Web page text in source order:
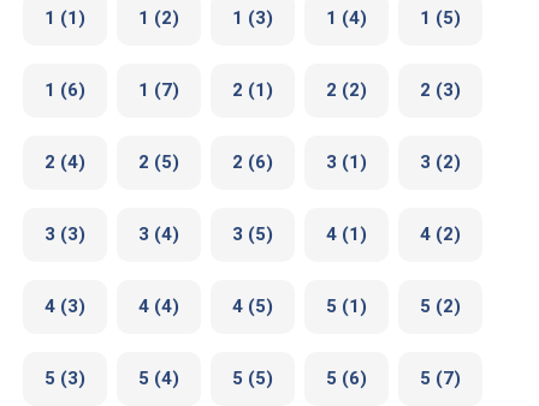
1 (1) 1 (2) 1 (3) 1 (4) 1 (5)
1 (6) 1 (7) 2 (1) 2 (2) 2 (3)
2 (4) 2 (5) 2 (6) 3 (1) 3 (2)
3 (3) 3 (4) 3 (5) 4 (1) 4 (2)
4 (3) 4 (4) 4 (5) 5 (1) 5 (2)
5 (3) 5 (4) 5 (5) 5 (6) 5 (7)